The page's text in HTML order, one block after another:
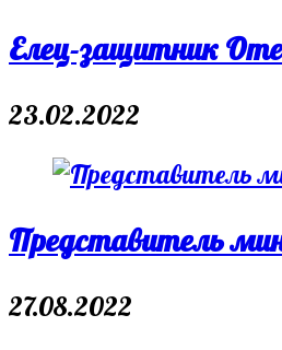
Елец-защитник
23.02.2022
Представитель
27.08.2022